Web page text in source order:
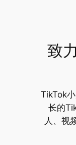
致
TikTok
长的
人、视